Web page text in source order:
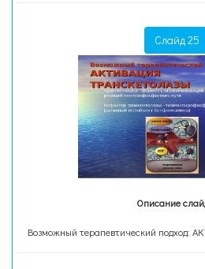
Слайд 25
Описание
Возможный терапевтический